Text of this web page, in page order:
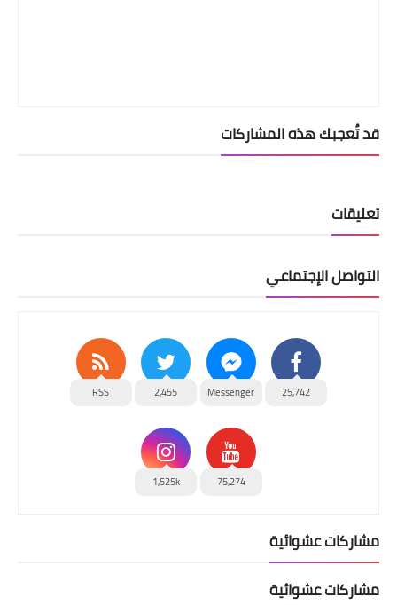
قد تُعجبك هذه المشاركات
تعليقات
التواصل الإجتماعي
25,742
Messenger
2,455
RSS
75,274
1,525k
مشاركات عشوائية
مشاركات عشوائية